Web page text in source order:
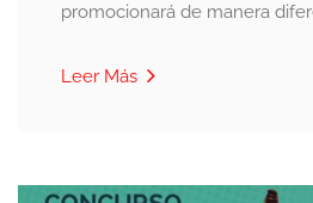
promocionará de manera
Leer Más